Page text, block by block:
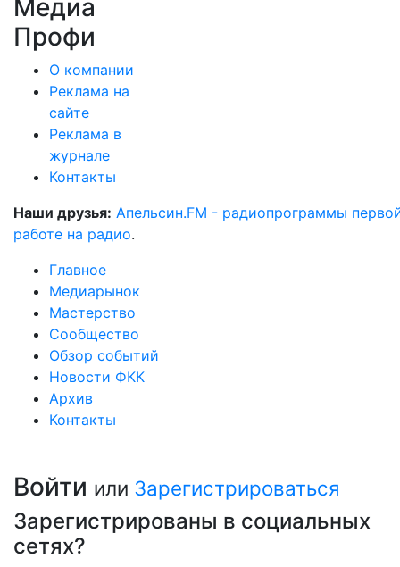
Медиа
Профи
О компании
Реклама на
сайте
Реклама в
журнале
Контакты
Наши друзья: Апельсин.FM - радиопрограммы
работе на радио.
Главное
Медиарынок
Мастерство
Сообщество
Обзор событий
Новости ФКК
Архив
Контакты
Войти или Зарегистрироваться
Зарегистрированы в социальных
сетях?